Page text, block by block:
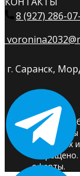
8 (927) 286-
г. Саранск,
© 2025.
авторских
оферты.